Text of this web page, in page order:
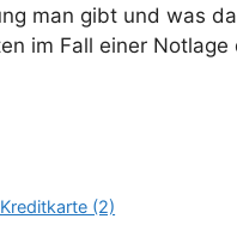
man gibt und was
im Fall einer Notlage
(2)